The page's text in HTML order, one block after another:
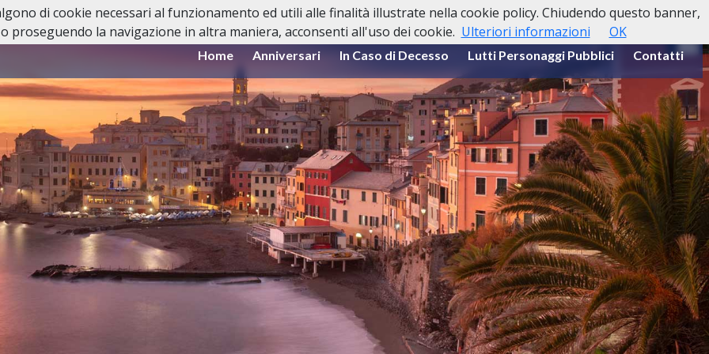
Home Anniversari In Caso di Decesso Lutti Personaggi Pubblici Contatti
di cookie necessari al funzionamento ed utili alle finalità illustrate nella cookie policy. Chiudendo questo banner,
proseguendo la navigazione in altra maniera, acconsenti all'uso dei cookie. Ulteriori informazioni OK